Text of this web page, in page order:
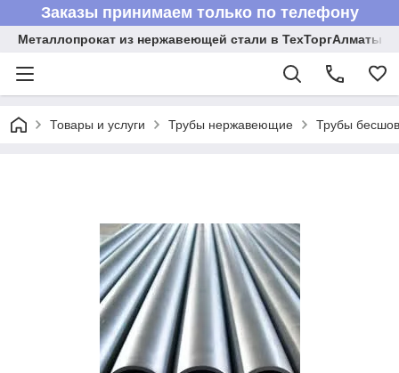
Заказы принимаем только по телефону
Металлопрокат из нержавеющей стали в ТехТоргАлматы
Товары и услуги Трубы нержавеющие Трубы